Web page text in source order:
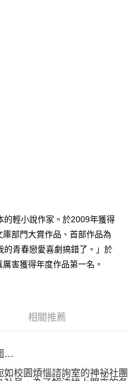
」的支付方式。 讓您購物簡單
儲值。
結帳。
，將跳轉至「AFTEE先享後付」
即可完成結帳。
訊。
訊中的連結，可透過四大超商／
，但若您需要取消訂單，請聯絡
單仍視為有效，需透過AFTEE先享
之結帳頁面顯示為準，若有關於
關疑問，請聯繫「AFTEE先享後付
址：
起之損失，本公司不負相關責
個別帳號之用戶狀況，依本公司即
費
費
費
費
費
運費
的輕小說作家。於2009年獲得
部門大賞作品、首部作品為
的青春戀愛喜劇搞錯了。」於
害獲得年度作品第一名。
相關推薦
…
校園煩惱諮詢室的神祕社團